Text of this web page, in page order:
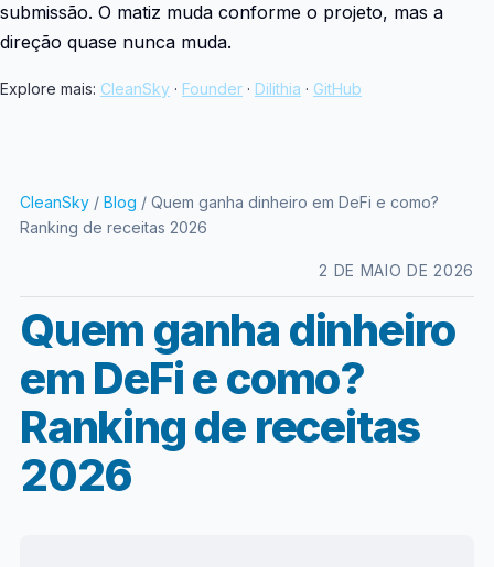
submissão. O matiz muda conforme o projeto, mas a
direção quase nunca muda.
Explore mais: CleanSky · Founder · Dilithia · GitHub
CleanSky/ Blog / Quem ganha dinheiro em DeFi e como?
Ranking de receitas 2026
2 DE MAIO DE 2026
Quem ganha dinheiro
em DeFi e como?
Ranking de receitas
2026